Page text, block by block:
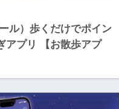
ル）歩くだけでポイン
アプリ 【お散歩アプ